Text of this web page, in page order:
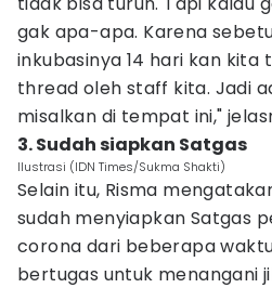
gak apa-apa. Karena
inkubasinya 14 hari kan kita
thread oleh staff kita. Jadi
misalkan di tempat ini,"
3. Sudah siapkan Satgas
Ilustrasi (IDN Times/Sukma Shakti)
Selain itu, Risma
sudah menyiapkan Satgas
corona dari beberapa
bertugas untuk menangani